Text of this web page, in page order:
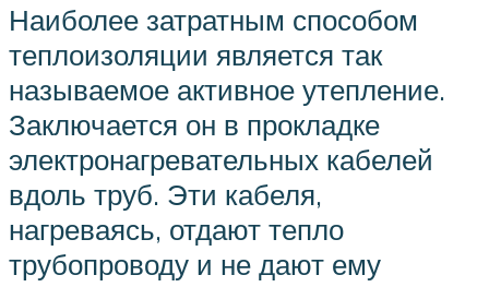
Наиболее затратным способом
теплоизоляции является так
называемое активное утепление.
Заключается он в прокладке
электронагревательных кабелей
вдоль труб. Эти кабеля,
нагреваясь, отдают тепло
трубопроводу и не дают ему